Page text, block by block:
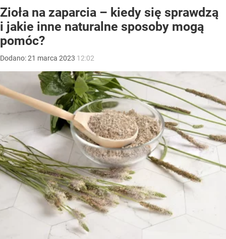
Zioła na zaparcia – kiedy się sprawdzą
i jakie inne naturalne sposoby mogą
pomóc?
Dodano:21 marca 2023 12:02